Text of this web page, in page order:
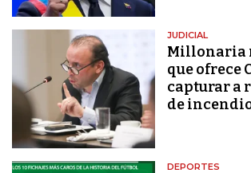
JUDICIAL
Millonaria
que ofrece
capturar a
de
DEPORTES